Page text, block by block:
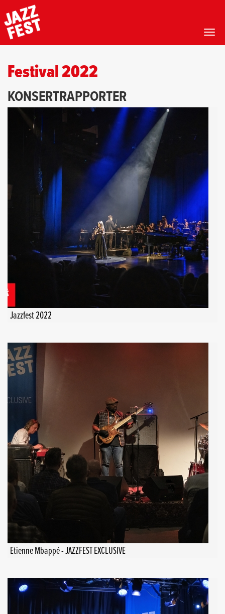
hovedinnhold
Festival 2022
KONSERTRAPPORTER
Jazzfest 2022
Etienne Mbappé - JAZZFEST EXCLUSIVE